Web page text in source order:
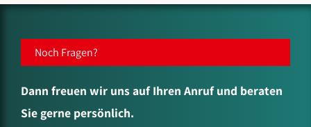
Noch Fragen?
Dann freuen wir uns auf Ihren Anruf und beraten
Sie gerne persönlich.